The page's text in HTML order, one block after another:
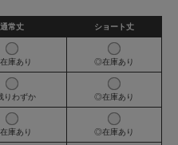
通常丈 ショート丈
庫あり
◎在庫あり
りわずか
◎在庫あり
庫あり
◎在庫あり